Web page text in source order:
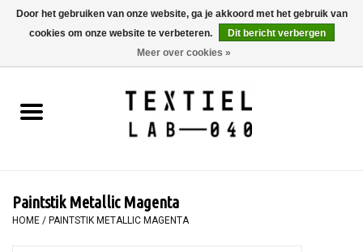
0 Artikelen - €0,00
BOEKEN
SCHILDEREN
Paintstik Metallic Magenta
HOME / PAINTSTIK METALLIC MAGENTA
Door het gebruiken van onze website, ga je akkoord met het gebruik van
cookies om onze website te verbeteren.
Dit bericht verbergen
Meer over cookies »